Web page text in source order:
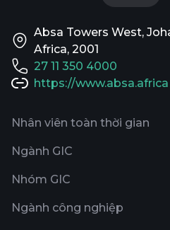
Absa Towers West,
Africa, 2001
27 11 350 4000
https://www.absa.africa
Nhân viên toàn thời gian
Ngành GIC
Nhóm GIC
Ngành công nghiệp